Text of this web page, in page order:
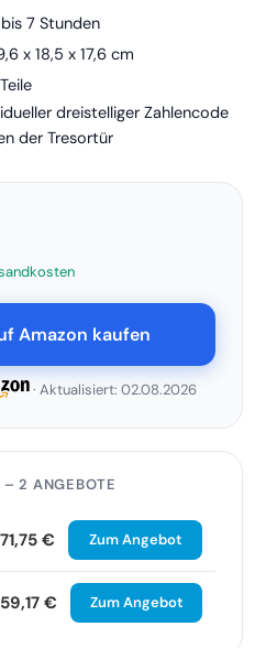
7 Stunden
x 18,5 x 17,6 cm
dreistelliger Zahlencode
der Tresortür
Amazon kaufen
· Aktualisiert: 02.08.2026
– 2 ANGEBOTE
71,75 € Zum Angebot
59,17 € Zum Angebot